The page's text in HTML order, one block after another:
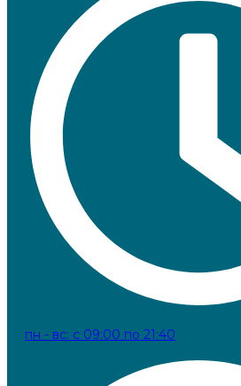
пн - вс: с 09:00 по 21:40